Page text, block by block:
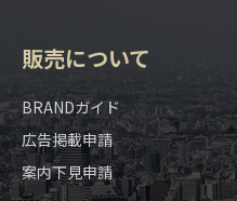
販売について
BRANDガイド
広告掲載申請
案内下見申請